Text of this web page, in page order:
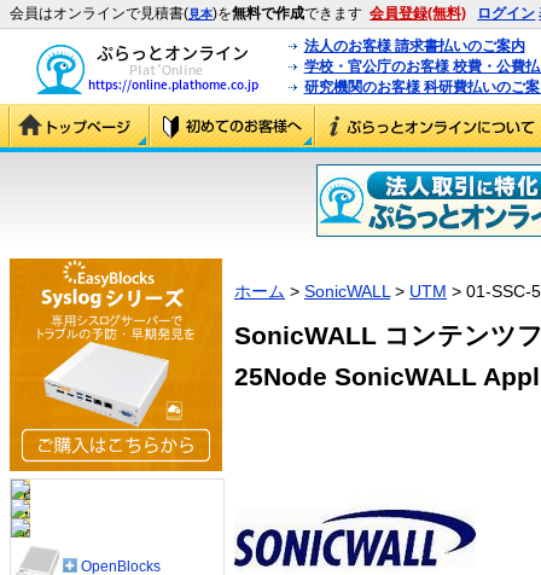
会員はオンラインで見積書(見本)を無料で作成できます 会員登録(無料) ログイン
法人のお客様 請求書払いのご案内
学校・官公庁のお客様 校費・公費
研究機関のお客様 科研費払いのご
ホーム > SonicWALL > UTM > 01-SSC-
SonicWALL コンテンツ
25Node SonicWALL
OpenBlocks